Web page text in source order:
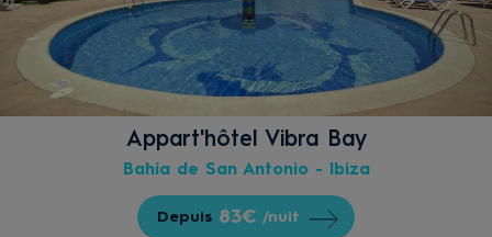
Appart'hôtel Vibra Bay
Bahía de San Antonio - Ibiza
Depuis 83€ /nuit